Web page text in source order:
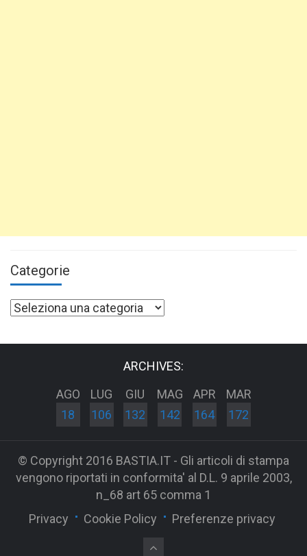
Categorie
Categorie
ARCHIVES:
AGO
18
LUG
106
GIU
132
MAG
142
APR
164
MAR
172
© Copyright 2016 BASTIA.IT - Gli articoli di stampa
vengono riportati in conformita' al D.L. 9 aprile 2003,
n_68 art 65 comma 1
Privacy
Cookie Policy Preferenze privacy